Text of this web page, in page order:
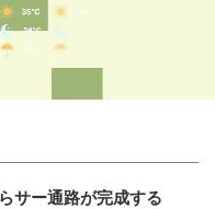
ざわざ7揃いの出目で
サー通路が完成する
M
t